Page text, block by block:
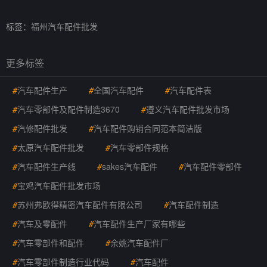
标签： 福州汽车配件批发
更多标签
#汽车配件生产 #全国汽车配件 #汽车配件表
#汽车零部件及配件制造3670 #遵义汽车配件批发市场
#汽修配件批发 #汽车配件购销合同范本简洁版
#太原汽车配件批发 #汽车零部件规格
#汽车配件生产线 #sakes汽车配件 #汽车配件零部件
#宝鸡汽车配件批发市场
#苏州弗欧得精密汽车配件有限公司 #汽车配件制造
#汽车及零配件 #汽车配件生产厂家有哪些
#汽车零部件和配件 #余姚汽车配件厂
#汽车零部件制造行业代码 #汽车配件